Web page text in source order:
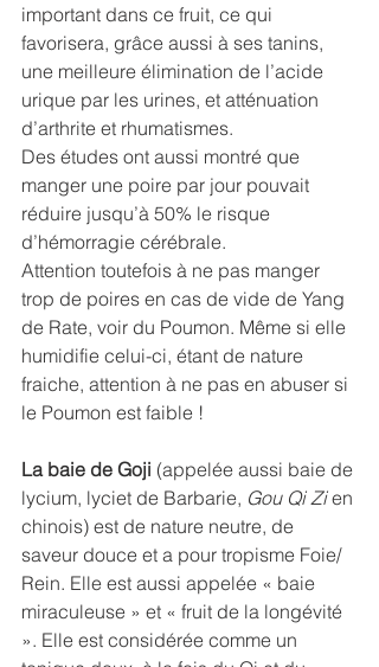
important dans ce fruit, ce qui
favorisera, grâce aussi à ses tanins,
une meilleure élimination de l’acide
urique par les urines, et atténuation
d’arthrite et rhumatismes.
Des études ont aussi montré que
manger une poire par jour pouvait
réduire jusqu’à 50% le risque
d’hémorragie cérébrale.
Attention toutefois à ne pas manger
trop de poires en cas de vide de Yang
de Rate, voir du Poumon. Même si elle
humidifie celui-ci, étant de nature
fraiche, attention à ne pas en abuser si
le Poumon est faible !
La baie de Goji (appelée aussi baie de
lycium, lyciet de Barbarie, Gou Qi Zi en
chinois) est de nature neutre, de
saveur douce et a pour tropisme Foie/
Rein. Elle est aussi appelée « baie
miraculeuse » et « fruit de la longévité
». Elle est considérée comme un